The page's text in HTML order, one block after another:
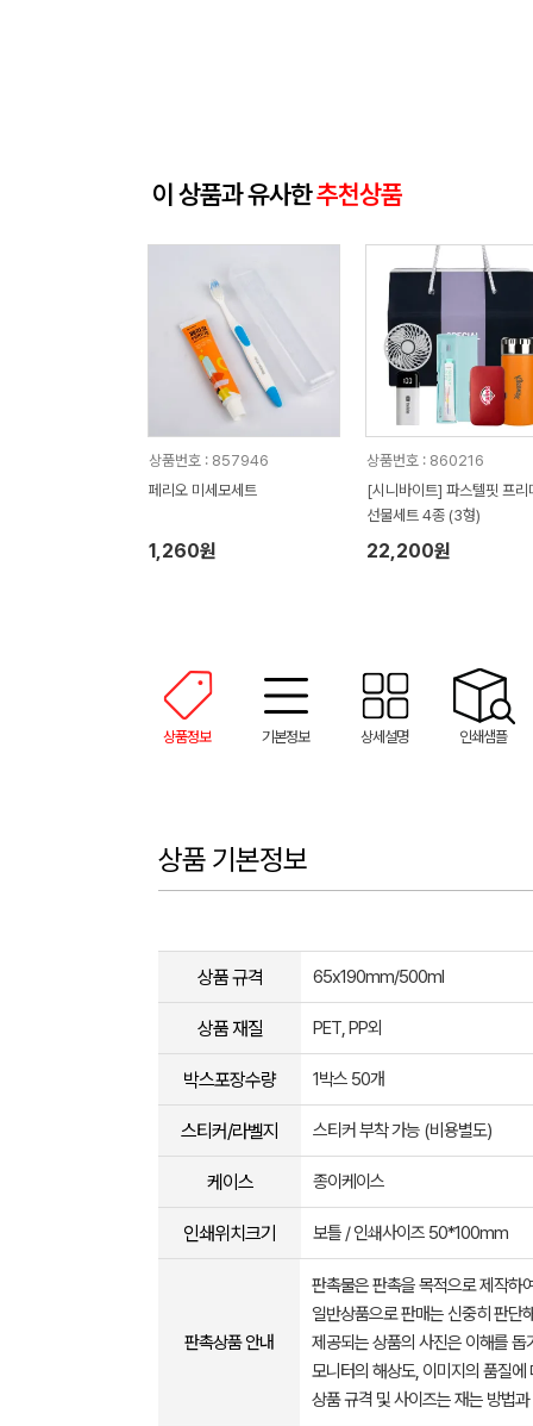
이 상품과 유사한추천상품
상품번호 : 857946
페리오 미세모세트
1,260원
상품번호 : 860216
[시니바이트] 파스텔핏 프리
선물세트 4종 (3형)
22,200원
상품정보 기본정보 상세설명 인쇄샘플
상품 기본정보
상품 규격 65x190mm/500ml
상품 재질 PET, PP외
박스포장수량 1박스 50개
스티커/라벨지 스티커 부착 가능 (비용별도)
케이스 종이케이스
인쇄위치크기 보틀 / 인쇄사이즈 50*100mm
판촉상품 안내
판촉물은 판촉을 목적으로 제작하
일반상품으로 판매는 신중히 판단
제공되는 상품의 사진은 이해를
모니터의 해상도, 이미지의 품질
상품 규격 및 사이즈는 재는 방법